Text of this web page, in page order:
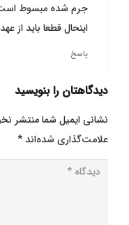
جرم شده مبسوط است
اینحال قطعا باید از
پاسخ
دیدگاهتان را بنویسید
نشانی ایمیل شما منتشر
علامت‌گذاری شده‌اند*